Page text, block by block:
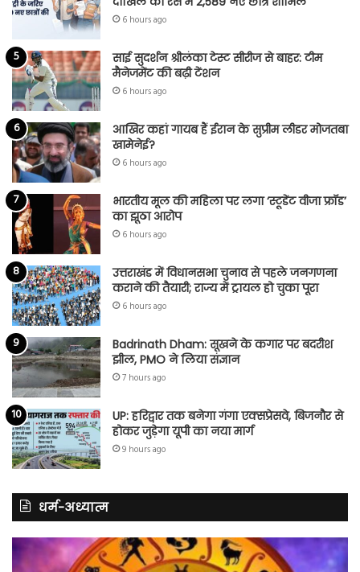
6 hours ago
साई सुदर्शन श्रीलंका टेस्ट सीरीज से बाहर: टीम
मैनेजमेंट की बढ़ी टेंशन
6 hours ago
आखिर कहां गायब हैं ईरान के सुप्रीम लीडर मोजतबा
खामेनेई?
6 hours ago
भारतीय मूल की महिला पर लगा ‘स्टूडेंट वीजा फ्रॉड’
का झूठा आरोप
6 hours ago
उत्तराखंड में विधानसभा चुनाव से पहले जनगणना
कराने की तैयारी; राज्य में ट्रायल हो चुका पूरा
6 hours ago
Badrinath Dham: सूखने के कगार पर बदरीश
झील, PMO ने लिया संज्ञान
7 hours ago
UP: हरिद्वार तक बनेगा गंगा एक्सप्रेसवे, बिजनौर से
होकर जुड़ेगा यूपी का नया मार्ग
9 hours ago
धर्म-अध्यात्म